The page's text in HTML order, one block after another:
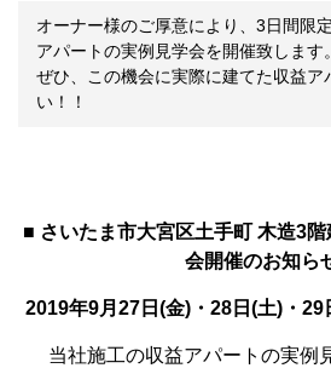
オーナー様のご厚意により、3日間限
アパートの実例見学会を開催致します。
ぜひ、この機会に実際に建てた収益ア
い！！
■ さいたま市大宮区土手町 木造3
会開催のお知ら
2019年9月27日(金)・28日(土)・ 29
当社施工の収益アパートの実例